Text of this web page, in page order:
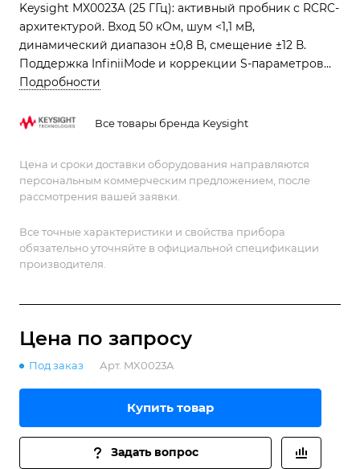
Keysight MX0023A (25 ГГц): активный пробник с RCRC-
архитектурой. Вход 50 кОм, шум <1,1 мВ,
динамический диапазон ±0,8 В, смещение ±12 В.
Поддержка InfiniiMode и коррекции S-параметров
обеспечивает экспертный анализ PCIe 5.0 и DDR5.
Подробности
Все товары бренда Keysight
Цена и сроки доставки оборудования направляются
персональным коммерческим предложением, после
рассмотрения вашей заявки.
Все точные характеристики и свойства прибора
обязательно уточняйте в официальной спецификации
производителя.
Цена по запросу
Под заказ Арт. MX0023A
Купить товар
Задать вопрос